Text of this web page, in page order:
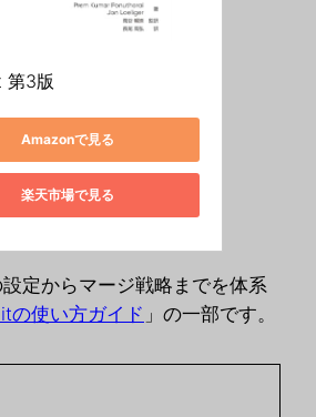
第3版
Amazonで見る
楽天市場で見る
定からマージ戦略までを体系
の使い方ガイド 」の一部です。